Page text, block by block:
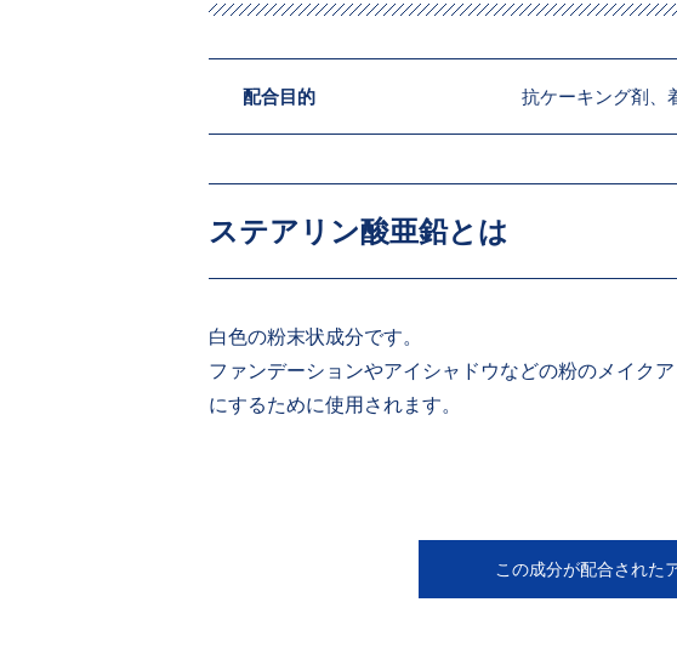
配合目的 抗ケーキング剤、
ステアリン酸亜鉛とは
白色の粉末状成分です。
ファンデーションやアイシャドウなどの粉のメイク
にするために使用されます。
この成分が配合された